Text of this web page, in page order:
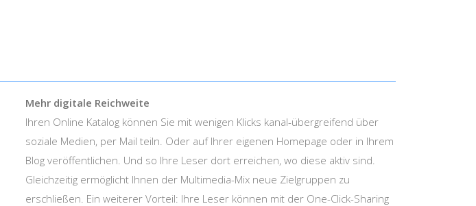
Mehr digitale Reichweite
Ihren Online Katalog können Sie mit wenigen Klicks kanal-übergreifend über
soziale Medien, per Mail teiln. Oder auf Ihrer eigenen Homepage oder in Ihrem
Blog veröffentlichen. Und so Ihre Leser dort erreichen, wo diese aktiv sind.
Gleichzeitig ermöglicht Ihnen der Multimedia-Mix neue Zielgruppen zu
erschließen. Ein weiterer Vorteil: Ihre Leser können mit der One-Click-Sharing